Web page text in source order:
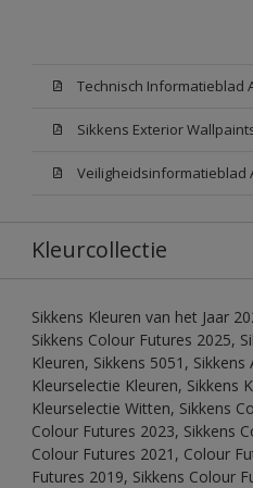
Technisch Informatieblad
Kleurcollectie
Sikkens Kleuren van het Jaar
Sikkens Colour Futures 2025,
Kleuren, Sikkens 5051, Sikkens
Kleurselectie Kleuren, Sikkens
Kleurselectie Witten, Sikkens
Colour Futures 2023, Sikkens
Colour Futures 2021, Colour
Futures 2019, Sikkens Colour